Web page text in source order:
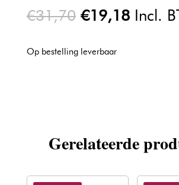
€31,70
was:
€19,18 Incl.
Op bestelling leverbaar
Gerelateerde